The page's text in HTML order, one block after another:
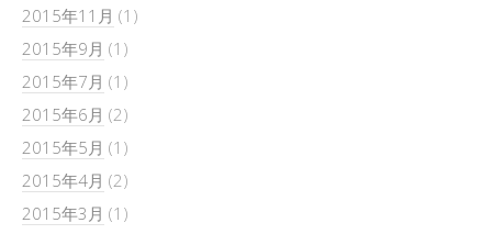
2015年11月 (1)
2015年9月 (1)
2015年7月 (1)
2015年6月 (2)
2015年5月 (1)
2015年4月 (2)
2015年3月 (1)